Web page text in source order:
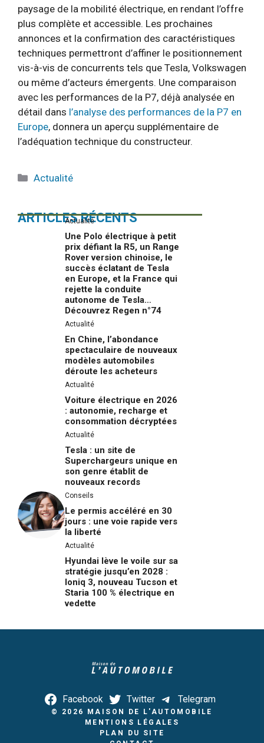
paysage de la mobilité électrique, en rendant l’offre
plus complète et accessible. Les prochaines
annonces et la confirmation des caractéristiques
techniques permettront d’affiner le positionnement
vis-à-vis de concurrents tels que Tesla, Volkswagen
ou même d’acteurs émergents. Une comparaison
avec les performances de la P7, déjà analysée en
détail dans l’analyse des performances de la P7 en
Europe, donnera un aperçu supplémentaire de
l’adéquation technique du constructeur.
Catégories
Actualité
ARTICLES RÉCENTS
Actualité
Une Polo électrique à petit
prix défiant la R5, un Range
Rover version chinoise, le
succès éclatant de Tesla
en Europe, et la France qui
rejette la conduite
autonome de Tesla…
Découvrez Regen n°74
Actualité
En Chine, l’abondance
spectaculaire de nouveaux
modèles automobiles
déroute les acheteurs
Actualité
Voiture électrique en 2026
: autonomie, recharge et
consommation décryptées
Actualité
Tesla : un site de
Superchargeurs unique en
son genre établit de
nouveaux records
Conseils
Le permis accéléré en 30
jours : une voie rapide vers
la liberté
Actualité
Hyundai lève le voile sur sa
stratégie jusqu’en 2028 :
Ioniq 3, nouveau Tucson et
Staria 100 % électrique en
vedette
Facebook Twitter Telegram
© 2026 MAISON DE L'AUTOMOBILE
MENTIONS LÉGALES
PLAN DU SITE